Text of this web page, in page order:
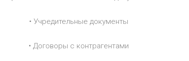
• Учредительные документы
• Договоры с контрагентами